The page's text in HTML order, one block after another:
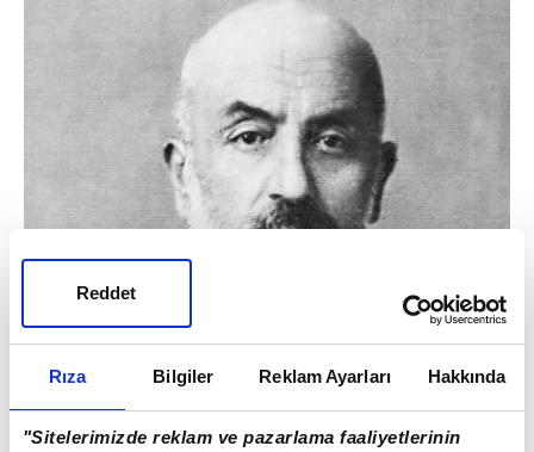
Rıza Bilgiler Reklam Ayarları Hakkında
"Sitelerimizde reklam ve pazarlama faaliyetlerinin
Reddet